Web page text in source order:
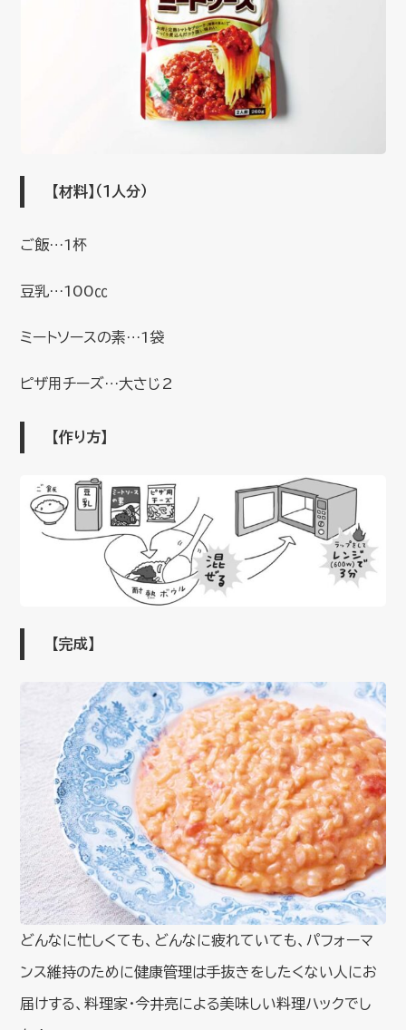
【材料】 （１人分）
ご飯…1杯
豆乳…100㏄
ミートソースの素…1袋
ピザ用チーズ…大さじ2
【作り方】
【完成】
どんなに忙しくても、どんなに疲れていても、パフォーマ
ンス維持のために健康管理は手抜きをしたくない人にお
届けする、料理家・今井亮による美味しい料理ハックでし